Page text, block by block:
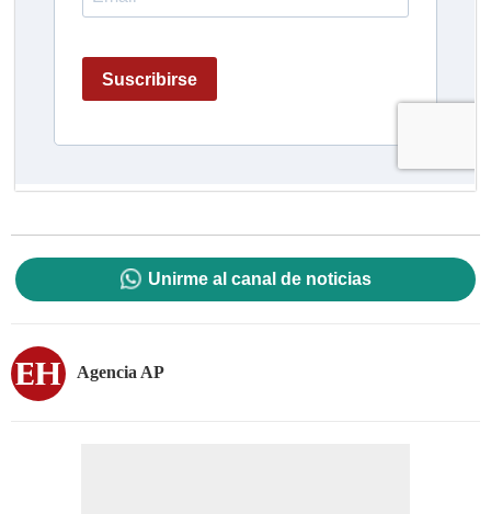
Unirme al canal de noticias
Agencia AP